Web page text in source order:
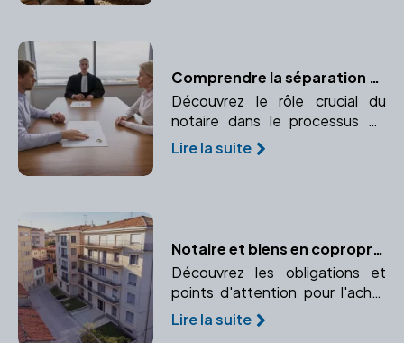
Comprendre la séparation de corps et le rôle du notaire
Découvrez le rôle crucial du
notaire dans le processus de
séparation de corps, la gestion
des biens et les conséquences
Lire la suite
Notaire et biens en copropriété : les spécificités
Découvrez les obligations et
points d'attention pour l'achat
d'un bien en copropriété.
Analyse des règlements et des
Lire la suite